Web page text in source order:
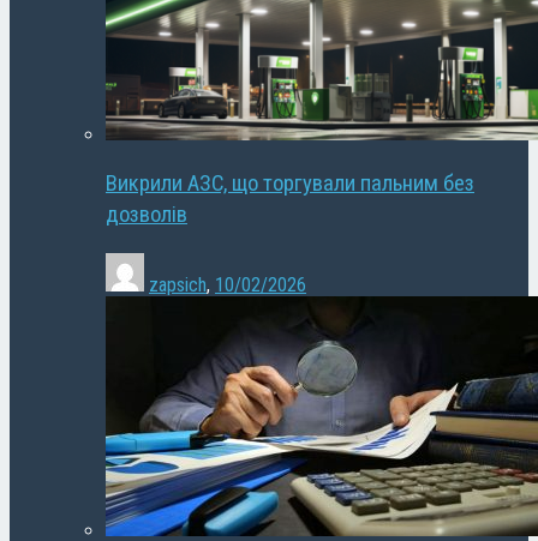
Викрили АЗС, що торгували пальним без
дозволів
zapsich, 10/02/2026